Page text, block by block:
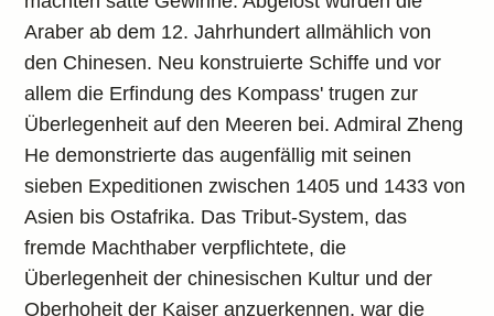
Araber ab dem 12. Jahrhundert allmählich von
den Chinesen. Neu konstruierte Schiffe und vor
allem die Erfindung des Kompass' trugen zur
Überlegenheit auf den Meeren bei. Admiral Zheng
He demonstrierte das augenfällig mit seinen
sieben Expeditionen zwischen 1405 und 1433 von
Asien bis Ostafrika. Das Tribut-System, das
fremde Machthaber verpflichtete, die
Überlegenheit der chinesischen Kultur und der
Oberhoheit der Kaiser anzuerkennen, war die